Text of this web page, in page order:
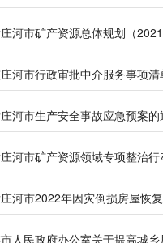
河市矿产资源总体规划（
河市行政审批中介服务事项清
河市生产安全事故应急预案的
河市矿产资源领域专项整治